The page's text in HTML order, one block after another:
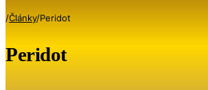
/Články/Peridot
Peridot